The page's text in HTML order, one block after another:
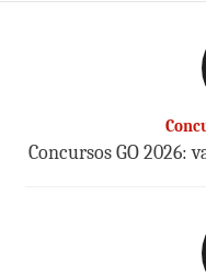
Concursos GO 2026: